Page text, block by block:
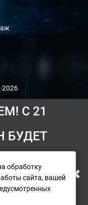
С 21
БУДЕТ
2026
которых
с
обработку
сайта, вашей